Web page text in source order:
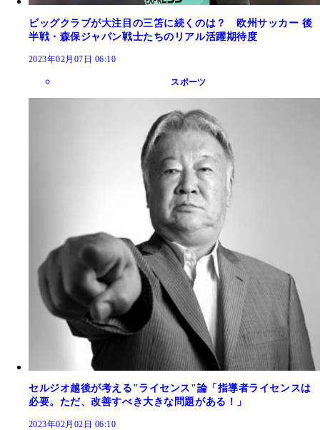
ビッグクラブが大注目の三笘に続くのは？ 欧州サッカー 後
半戦・森保ジャパン戦士たちのリアル活躍期待度
2023年02月07日 06:10
スポーツ
セルジオ越後が考える"ライセンス"論「指導者ライセンスは
必要。ただ、改善すべき大きな問題がある！」
2023年02月02日 06:10